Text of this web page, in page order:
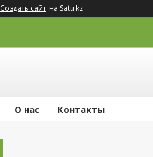
Создать сайт на Satu.kz
О нас Контакты